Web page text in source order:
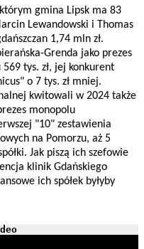
gmina Lipsk ma 83
Lewandowski i Thomas
1,74 mln zł.
Grenda jako prezes
tys. zł, jej konkurent
o 7 tys. zł mniej.
kwitowali w 2024 także
monopolu
"10" zestawienia
na Pomorzu, aż 5
Jak piszą ich szefowie
klinik Gdańskiego
ich spółek byłyby